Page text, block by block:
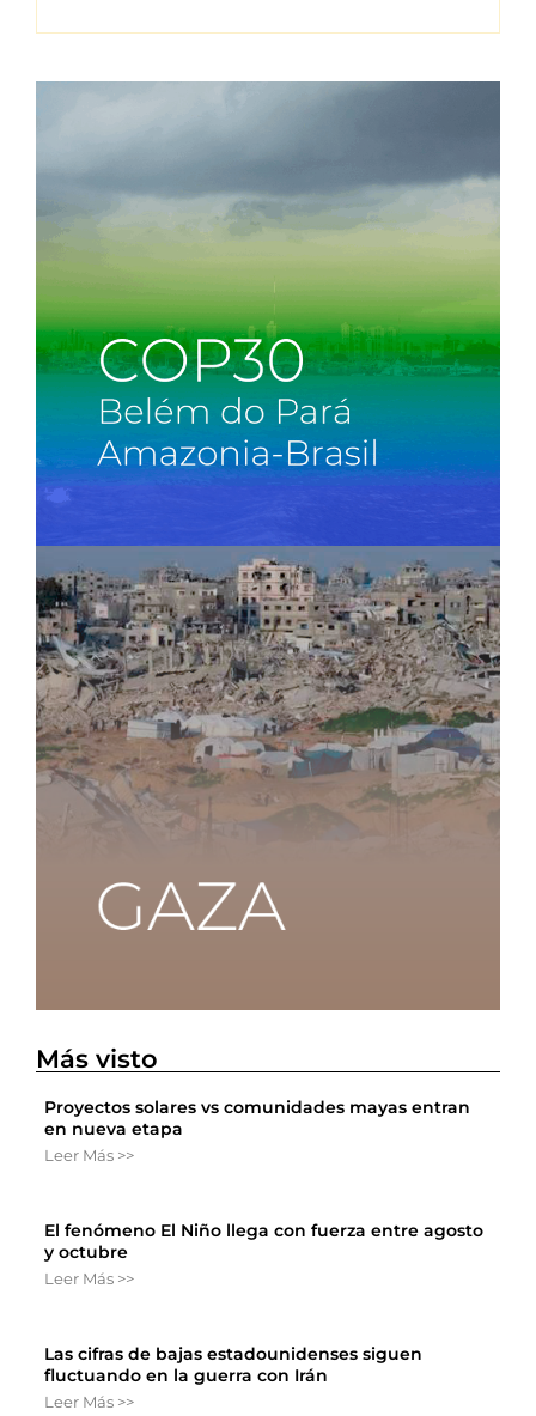
Más visto
Proyectos solares vs comunidades mayas entran
en nueva etapa
Leer Más >>
El fenómeno El Niño llega con fuerza entre agosto
y octubre
Leer Más >>
Las cifras de bajas estadounidenses siguen
fluctuando en la guerra con Irán
Leer Más >>